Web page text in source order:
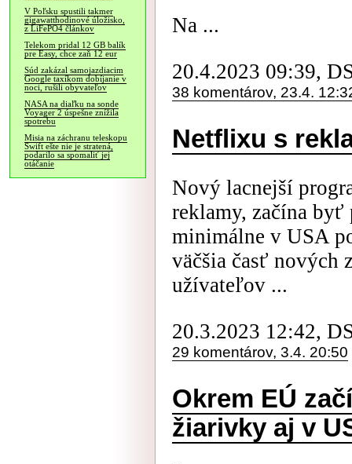
V Poľsku spustili takmer
gigawatthodinové úložisko,
z LiFePO4 článkov
Telekom pridal 12 GB balík
pre Easy, chce zaň 12 eur
Súd zakázal samojazdiacim
Google taxíkom dobíjanie v
noci, rušili obyvateľov
NASA na diaľku na sonde
Voyager 2 úspešne znížila
spotrebu
Misia na záchranu teleskopu
Swift ešte nie je stratená,
podarilo sa spomaliť jej
otáčanie
Na ...
20.4.2023 09:39,
38 komentárov, 23.4.
Netflixu s
Nový lacnejší
reklamy, začína byť
minimálne v USA
väčšia časť nových
užívateľov ...
20.3.2023 12:42,
29 komentárov, 3.4. 20:50
Okrem EÚ
žiarivky aj v